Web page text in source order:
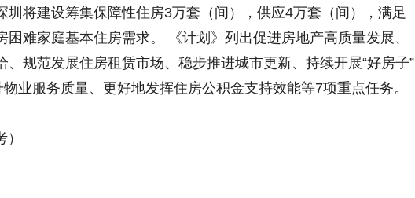
圳将建设筹集保障性住房3万套（间），供应4万套（间），满足
困难家庭基本住房需求。 《计划》列出促进房地产高质量发展、
、规范发展住房租赁市场、稳步推进城市更新、持续开展“好房子”
物业服务质量、更好地发挥住房公积金支持效能等7项重点任务。